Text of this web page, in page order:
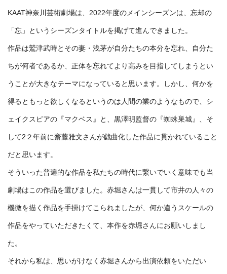
KAAT神奈川芸術劇場は、2022年度のメインシーズンは、忘却の
「忘」というシーズンタイトルを掲げて進んできました。
作品は鷲津武時とその妻・浅茅が自分たちの本分を忘れ、自分た
ちが何者であるか、正体を忘れてより高みを目指してしまうとい
うことが大きなテーマになっていると思います。しかし、何かを
得るともっと欲しくなるというのは人間の業のようなもので、シ
ェイクスピアの『マクベス』と、黒澤明監督の『蜘蛛巣城』、そ
して2２年前に齋藤雅文さんが戯曲化した作品に貫かれていること
だと思います。
そういった普遍的な作品を私たちの時代に繋いでいく意味でも当
劇場はこの作品を選びました。赤堀さんは一貫して市井の人々の
機微を描く作品を手掛けてこられましたが、何か違うスケールの
作品をやっていただきたくて、本作を赤堀さんにお願いしまし
た。
それから私は、思いがけなく赤堀さんから出演依頼をいただい